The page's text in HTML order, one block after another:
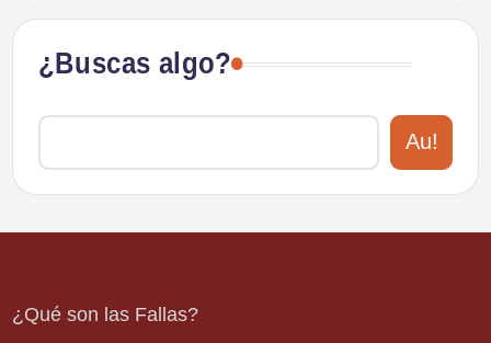
¿Buscas algo?
Au!
¿Qué son las Fallas?